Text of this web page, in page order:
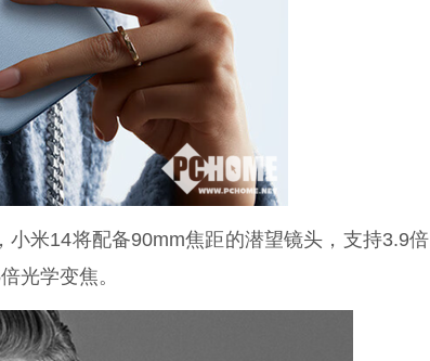
米14将配备90mm焦距的潜望镜头，支持3.9倍
光学变焦。